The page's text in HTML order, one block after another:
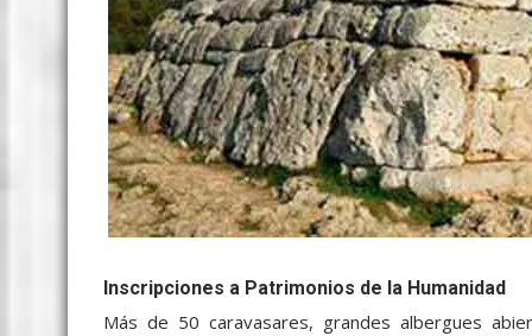
Inscripciones a Patrimonios de la Humanidad
Más de 50 caravasares, grandes albergues